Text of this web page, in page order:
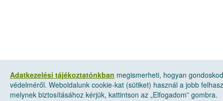
Adatkezelési tájékoztatónkban megismerheti, hogyan
védelméről. Weboldalunk cookie-kat (sütiket) használ a jobb
melynek biztosításához kérjük, kattintson az „Elfogadom” gombra.